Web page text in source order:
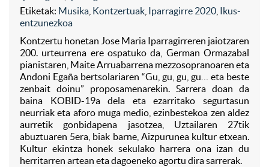
Etiketak: Musika Kontzertuak Iparragirre 2020
Ikus-
entzunezkoa
Kontzertu honetan Jose Maria Iparragirreren jaiotzaren
200. urteurrena ere ospatuko da, German Ormazabal
pianistaren, Maite Arruabarrena mezzosopranoaren eta
Andoni Egaña bertsolariaren “Gu, gu, gu, gu… eta beste
zenbait doinu” proposamenarekin. Sarrera doan da
baina KOBID-19a dela eta ezarritako segurtasun
neurriak eta aforo muga medio, ezinbestekoa zen aldez
aurretik gonbidapena jasotzea, Uztailaren 27tik
abuztuaren 5era, biak barne, Aizpurunea kultur etxean.
Kultur ekintza honek sekulako harrera ona izan du
herritarren artean eta dagoeneko agortu dira sarrerak.